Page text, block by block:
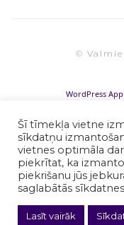
©
Šī tīmekļa vietne
sīkdatņu
vietnes optimāla
piekrītat, ka
piekrišanu jūs
saglabātās
Lasīt vairāk
WordPress